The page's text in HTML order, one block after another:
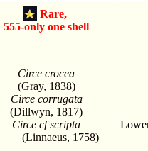
Rare,
555-only one shell
Circe crocea
(Gray, 1838)
Circe corrugata
(Dillwyn, 1817)
Circe cf scripta
(Linnaeus, 1758)